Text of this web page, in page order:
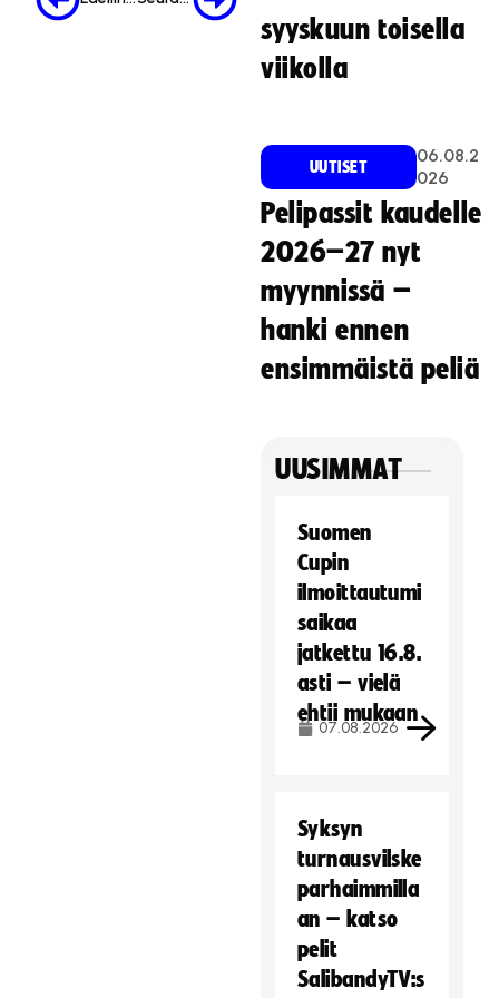
i
Hyväksy markkinointievästeet
syyskuun toisella
viikolla
UUTISET
06.08.2
026
Pelipassit kaudelle
2026–27 nyt
myynnissä –
hanki ennen
ensimmäistä peliä
UUSIMMAT
Suomen
Cupin
ilmoittautumi
saikaa
jatkettu 16.8.
asti – vielä
ehtii mukaan
07.08.2026
Syksyn
turnausvilske
parhaimmilla
an – katso
pelit
SalibandyTV:s